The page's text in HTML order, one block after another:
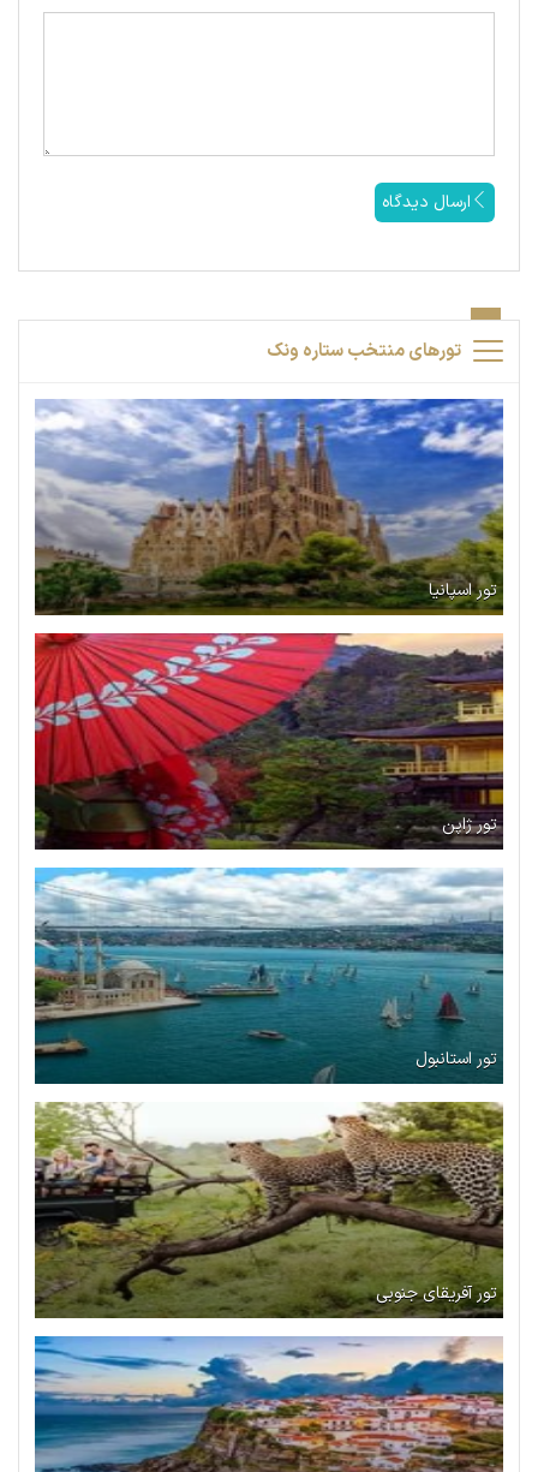
ارسال دیدگاه
تورهای منتخب ستاره ونک
تور اسپانیا
تور ژاپن
تور استانبول
تور آفریقای جنوبی